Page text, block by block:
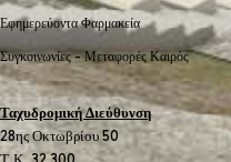
Εφημερεύοντα Φαρμακεία
Συγκοινωνίες -Μεταφορές Καιρός
Ταχυδρομική Διεύθυνση
28ης Οκτωβρίου 50